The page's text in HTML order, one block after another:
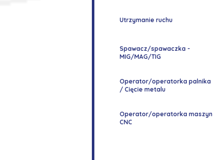
Utrzymanie ruchu
Spawacz/spawaczka -
MIG/MAG/TIG
Operator/operatorka palnika
/ Cięcie metalu
Operator/operatorka maszyn
CNC